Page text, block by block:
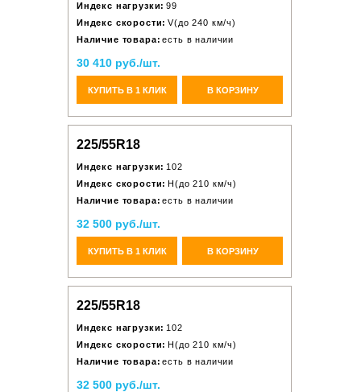
Индекс нагрузки: 99
Индекс скорости: V(до 240 км/ч)
Наличие товара: есть в наличии
30 410 руб./шт.
КУПИТЬ В 1 КЛИК В КОРЗИНУ
225/55R18
Индекс нагрузки: 102
Индекс скорости: H(до 210 км/ч)
Наличие товара: есть в наличии
32 500 руб./шт.
КУПИТЬ В 1 КЛИК В КОРЗИНУ
225/55R18
Индекс нагрузки: 102
Индекс скорости: H(до 210 км/ч)
Наличие товара: есть в наличии
32 500 руб./шт.